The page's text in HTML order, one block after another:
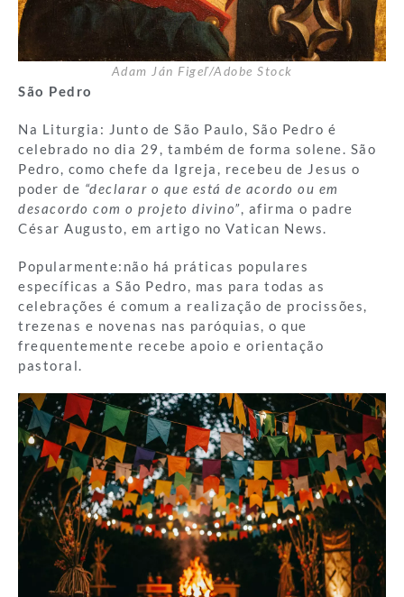
Adam Ján Figeľ/Adobe Stock
São Pedro
Na Liturgia: Junto de São Paulo, São Pedro é
celebrado no dia 29, também de forma solene. São
Pedro, como chefe da Igreja, recebeu de Jesus o
poder de “declarar o que está de acordo ou em
desacordo com o projeto divino”, afirma o padre
César Augusto, em artigo no Vatican News.
Popularmente:não há práticas populares
específicas a São Pedro, mas para todas as
celebrações é comum a realização de procissões,
trezenas e novenas nas paróquias, o que
frequentemente recebe apoio e orientação
pastoral.